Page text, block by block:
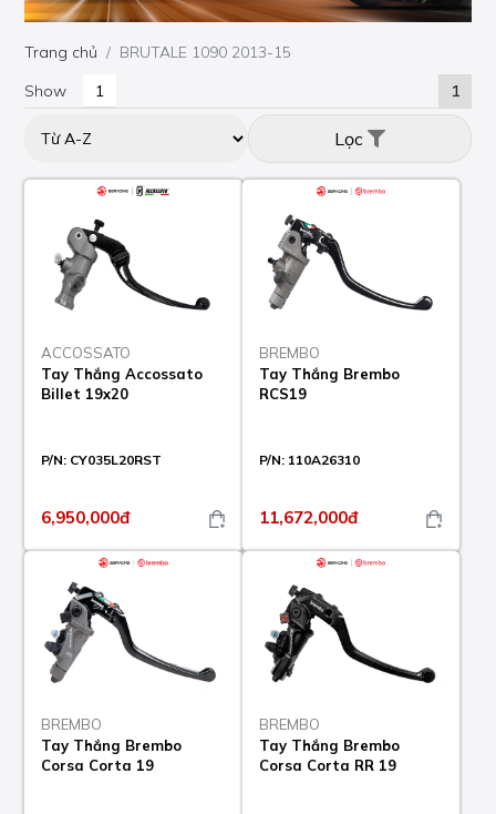
Trang chủ
BRUTALE 1090 2013-15
Show
1
Lọc
ACCOSSATO
Tay Thắng Accossato
Billet 19x20
P/N: CY035L20RST
6,950,000đ
BREMBO
Tay Thắng Brembo
RCS19
P/N: 110A26310
11,672,000đ
BREMBO
Tay Thắng Brembo
Corsa Corta 19
BREMBO
Tay Thắng Brembo
Corsa Corta RR 19